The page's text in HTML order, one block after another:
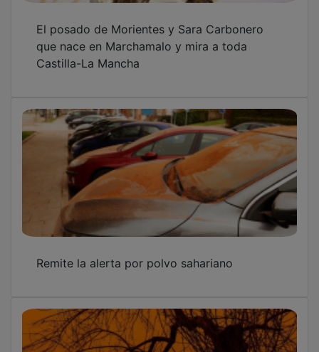
que nace en Marchamalo y mira a toda
Castilla-La Mancha